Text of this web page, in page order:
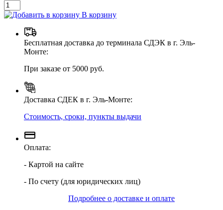
В корзину
Бесплатная доставка до терминала СДЭК в г. Эль-
Монте:
При заказе от 5000 руб.
Доставка СДЕК в г. Эль-Монте:
Стоимость, сроки, пункты выдачи
Оплата:
- Картой на сайте
- По счету (для юридических лиц)
Подробнее о доставке и оплате